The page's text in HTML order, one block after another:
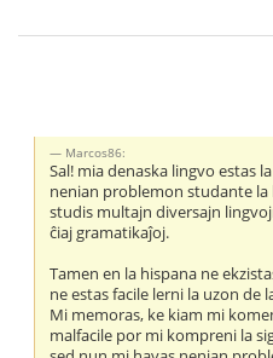
Marcos86:
Sal! mia denaska lingvo estas
nenian problemon studante la
studis multajn diversajn
ĉiaj gramatikaĵoj.
Tamen en la hispana ne
ne estas facile lerni la uzon de
Mi memoras, ke kiam mi
malfacile por mi kompreni la